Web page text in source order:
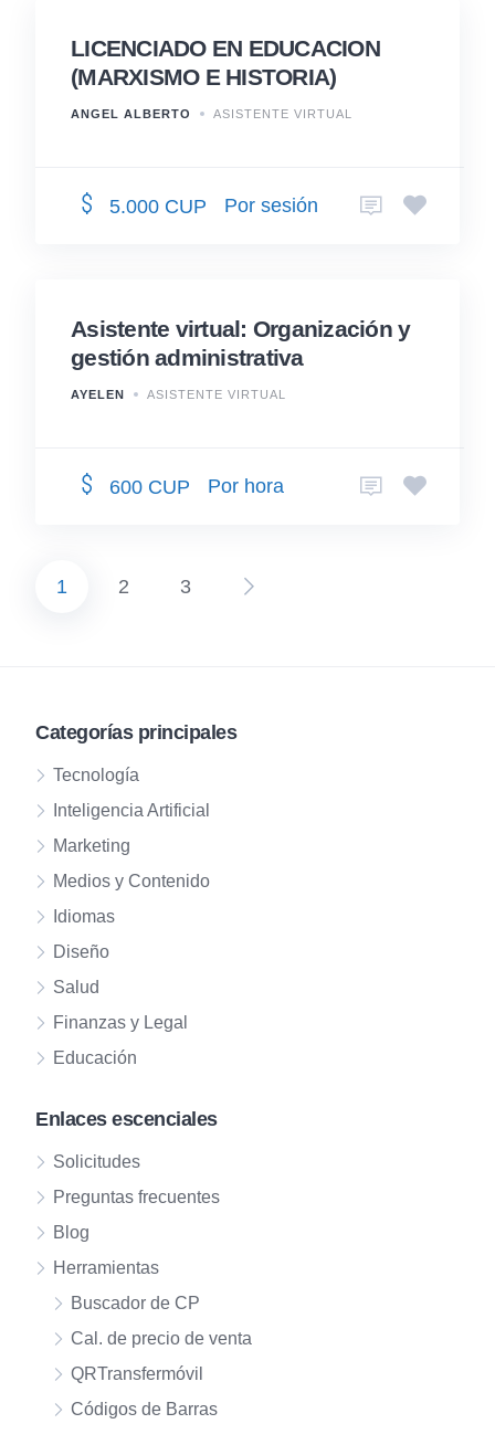
LICENCIADO EN EDUCACION
(MARXISMO E HISTORIA)
ANGEL ALBERTO ASISTENTE VIRTUAL
5.000 CUP Por sesión
Asistente virtual: Organización y
gestión administrativa
AYELEN ASISTENTE VIRTUAL
600 CUP Por hora
1 2 3
Categorías principales
Tecnología
Inteligencia Artificial
Marketing
Medios y Contenido
Idiomas
Diseño
Salud
Finanzas y Legal
Educación
Enlaces escenciales
Solicitudes
Preguntas frecuentes
Blog
Herramientas
Buscador de CP
Cal. de precio de venta
QRTransfermóvil
Códigos de Barras